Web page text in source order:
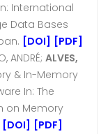
International
Data Bases
[DOI] [PDF]
ANDRÉ; ALVES,
& In-Memory
In: The
on Memory
[DOI] [PDF]